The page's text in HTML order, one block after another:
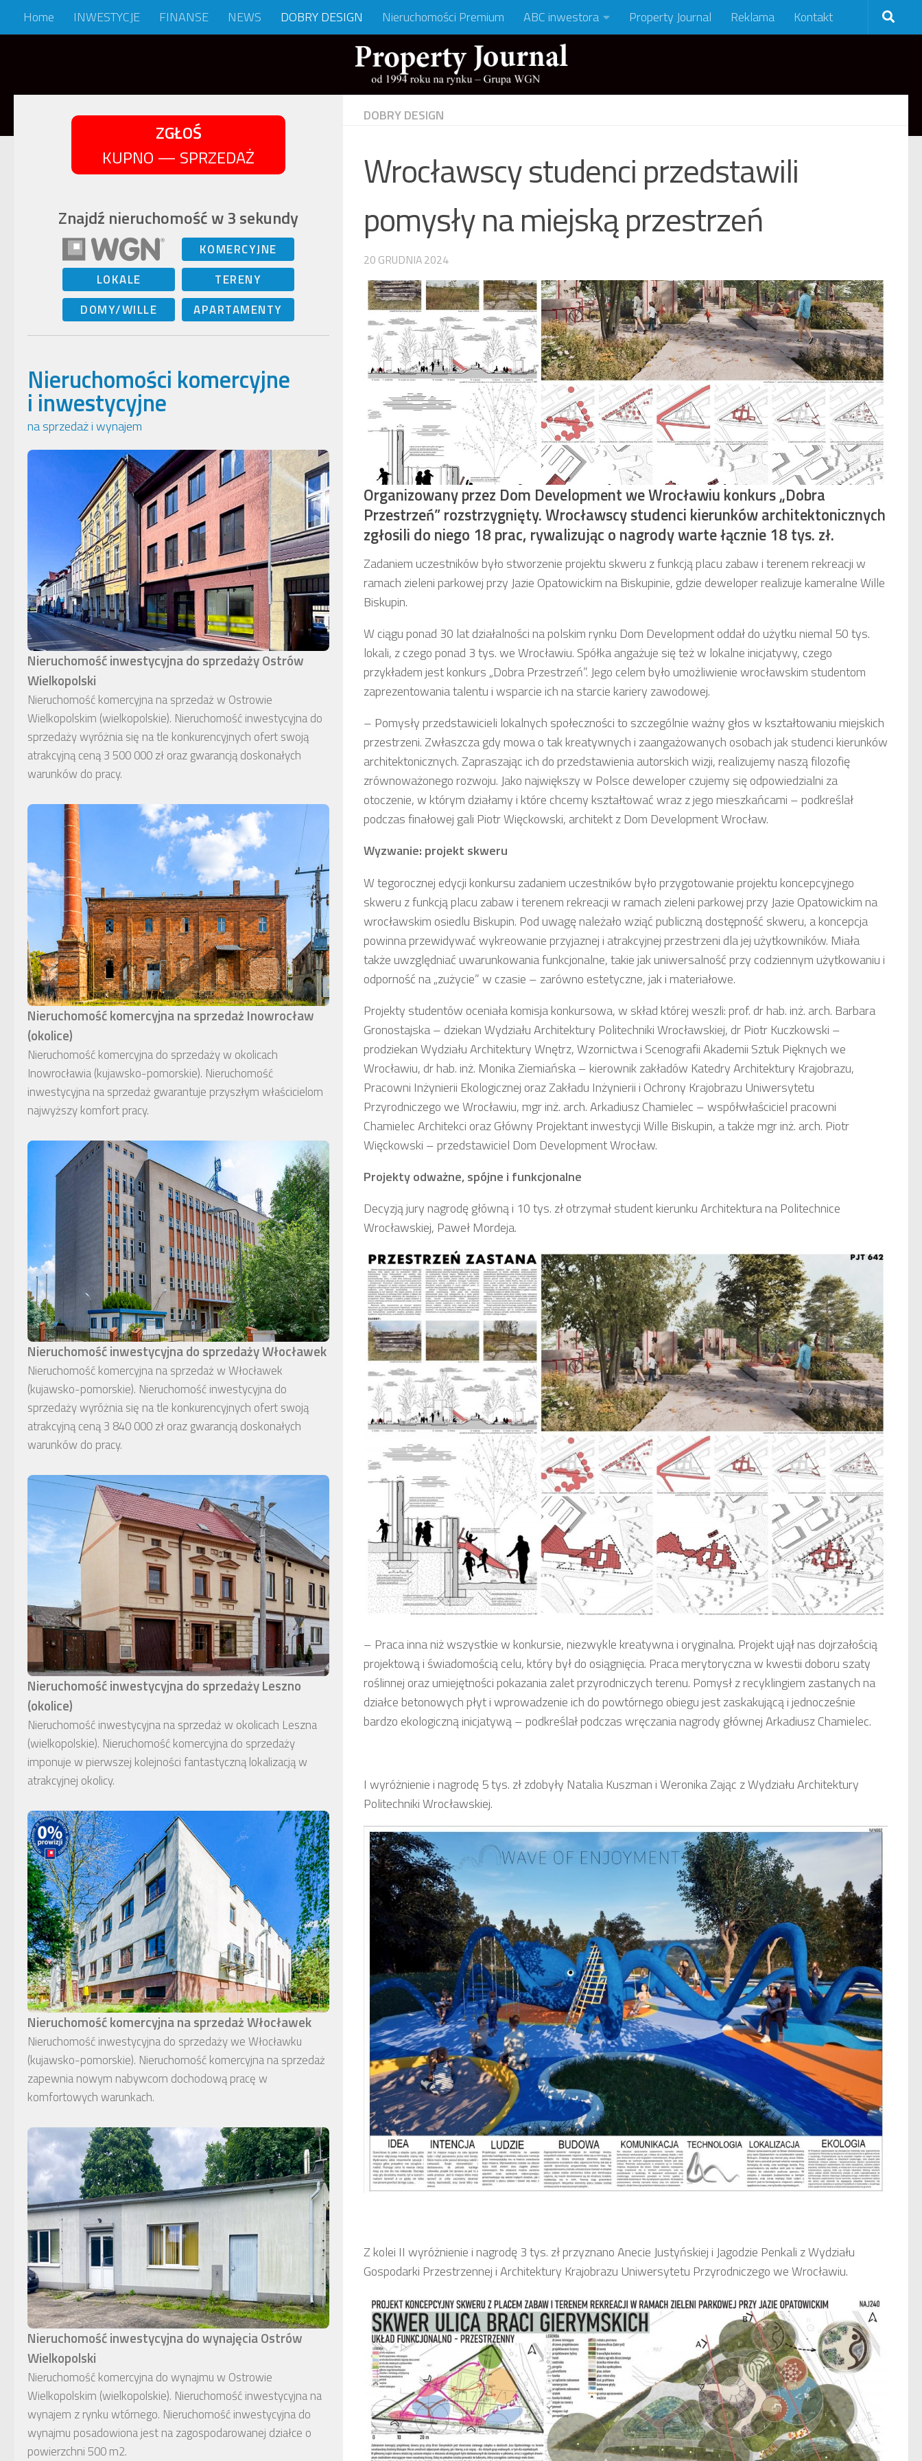
Skip to content
Home INWESTYCJE FINANSE NEWS DOBRY DESIGN Nieruchomości Premium ABC inwestora Property Journal Reklama Kontakt
DOBRY DESIGN
Wrocławscy studenci przedstawili
pomysły na miejską przestrzeń
20 GRUDNIA 2024
Organizowany przez Dom Development we Wrocławiu konkurs „Dobra
Przestrzeń” rozstrzygnięty. Wrocławscy studenci kierunków architektonicznych
zgłosili do niego 18 prac, rywalizując o nagrody warte łącznie 18 tys. zł.
Zadaniem uczestników było stworzenie projektu skweru z funkcją placu zabaw i terenem rekreacji w
ramach zieleni parkowej przy Jazie Opatowickim na Biskupinie, gdzie deweloper realizuje kameralne Wille
Biskupin.
W ciągu ponad 30 lat działalności na polskim rynku Dom Development oddał do użytku niemal 50 tys.
lokali, z czego ponad 3 tys. we Wrocławiu. Spółka angażuje się też w lokalne inicjatywy, czego
przykładem jest konkurs „Dobra Przestrzeń”. Jego celem było umożliwienie wrocławskim studentom
zaprezentowania talentu i wsparcie ich na starcie kariery zawodowej.
– Pomysły przedstawicieli lokalnych społeczności to szczególnie ważny głos w kształtowaniu miejskich
przestrzeni. Zwłaszcza gdy mowa o tak kreatywnych i zaangażowanych osobach jak studenci kierunków
architektonicznych. Zapraszając ich do przedstawienia autorskich wizji, realizujemy naszą filozofię
zrównoważonego rozwoju. Jako największy w Polsce deweloper czujemy się odpowiedzialni za
otoczenie, w którym działamy i które chcemy kształtować wraz z jego mieszkańcami – podkreślał
podczas finałowej gali Piotr Więckowski, architekt z Dom Development Wrocław.
Wyzwanie: projekt skweru
W tegorocznej edycji konkursu zadaniem uczestników było przygotowanie projektu koncepcyjnego
skweru z funkcją placu zabaw i terenem rekreacji w ramach zieleni parkowej przy Jazie Opatowickim na
wrocławskim osiedlu Biskupin. Pod uwagę należało wziąć publiczną dostępność skweru, a koncepcja
powinna przewidywać wykreowanie przyjaznej i atrakcyjnej przestrzeni dla jej użytkowników. Miała
także uwzględniać uwarunkowania funkcjonalne, takie jak uniwersalność przy codziennym użytkowaniu i
odporność na „zużycie” w czasie – zarówno estetyczne, jak i materiałowe.
Projekty studentów oceniała komisja konkursowa, w skład której weszli: prof. dr hab. inż. arch. Barbara
Gronostajska – dziekan Wydziału Architektury Politechniki Wrocławskiej, dr Piotr Kuczkowski –
prodziekan Wydziału Architektury Wnętrz, Wzornictwa i Scenografii Akademii Sztuk Pięknych we
Wrocławiu, dr hab. inż. Monika Ziemiańska – kierownik zakładów Katedry Architektury Krajobrazu,
Pracowni Inżynierii Ekologicznej oraz Zakładu Inżynierii i Ochrony Krajobrazu Uniwersytetu
Przyrodniczego we Wrocławiu, mgr inż. arch. Arkadiusz Chamielec – współwłaściciel pracowni
Chamielec Architekci oraz Główny Projektant inwestycji Wille Biskupin, a także mgr inż. arch. Piotr
Więckowski – przedstawiciel Dom Development Wrocław.
Projekty odważne, spójne i funkcjonalne
Decyzją jury nagrodę główną i 10 tys. zł otrzymał student kierunku Architektura na Politechnice
Wrocławskiej, Paweł Mordeja.
– Praca inna niż wszystkie w konkursie, niezwykle kreatywna i oryginalna. Projekt ujął nas dojrzałością
projektową i świadomością celu, który był do osiągnięcia. Praca merytoryczna w kwestii doboru szaty
roślinnej oraz umiejętności pokazania zalet przyrodniczych terenu. Pomysł z recyklingiem zastanych na
działce betonowych płyt i wprowadzenie ich do powtórnego obiegu jest zaskakującą i jednocześnie
bardzo ekologiczną inicjatywą – podkreślał podczas wręczania nagrody głównej Arkadiusz Chamielec.
I wyróżnienie i nagrodę 5 tys. zł zdobyły Natalia Kuszman i Weronika Zając z Wydziału Architektury
Politechniki Wrocławskiej.
Z kolei II wyróżnienie i nagrodę 3 tys. zł przyznano Anecie Justyńskiej i Jagodzie Penkali z Wydziału
Gospodarki Przestrzennej i Architektury Krajobrazu Uniwersytetu Przyrodniczego we Wrocławiu.
ZGŁOŚ
KUPNO — SPRZEDAŻ
Znajdź nieruchomość w 3 sekundy
KOMERCYJNE
LOKALE
TERENY
DOMY/WILLE
APARTAMENTY
Nieruchomości komercyjne
i inwestycyjne
na sprzedaż i wynajem
Nieruchomość inwestycyjna do sprzedaży Ostrów
Wielkopolski
Nieruchomość komercyjna na sprzedaż w Ostrowie
Wielkopolskim (wielkopolskie). Nieruchomość inwestycyjna do
sprzedaży wyróżnia się na tle konkurencyjnych ofert swoją
atrakcyjną ceną 3 500 000 zł oraz gwarancją doskonałych
warunków do pracy.
Nieruchomość komercyjna na sprzedaż Inowrocław
(okolice)
Nieruchomość komercyjna do sprzedaży w okolicach
Inowrocławia (kujawsko-pomorskie). Nieruchomość
inwestycyjna na sprzedaż gwarantuje przyszłym właścicielom
najwyższy komfort pracy.
Nieruchomość inwestycyjna do sprzedaży Włocławek
Nieruchomość komercyjna na sprzedaż w Włocławek
(kujawsko-pomorskie). Nieruchomość inwestycyjna do
sprzedaży wyróżnia się na tle konkurencyjnych ofert swoją
atrakcyjną ceną 3 840 000 zł oraz gwarancją doskonałych
warunków do pracy.
Nieruchomość inwestycyjna do sprzedaży Leszno
(okolice)
Nieruchomość inwestycyjna na sprzedaż w okolicach Leszna
(wielkopolskie). Nieruchomość komercyjna do sprzedaży
imponuje w pierwszej kolejności fantastyczną lokalizacją w
atrakcyjnej okolicy.
Nieruchomość komercyjna na sprzedaż Włocławek
Nieruchomość inwestycyjna do sprzedaży we Włocławku
(kujawsko-pomorskie). Nieruchomość komercyjna na sprzedaż
zapewnia nowym nabywcom dochodową pracę w
komfortowych warunkach.
Nieruchomość inwestycyjna do wynajęcia Ostrów
Wielkopolski
Nieruchomość komercyjna do wynajmu w Ostrowie
Wielkopolskim (wielkopolskie). Nieruchomość inwestycyjna na
wynajem z rynku wtórnego. Nieruchomość inwestycyjna do
wynajmu posadowiona jest na zagospodarowanej działce o
powierzchni 500 m2.